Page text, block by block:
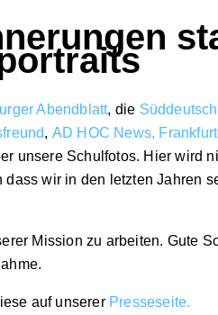
Abendblatt, die
, AD HOC News,
unsere Schulfotos. Hier wird
wir in den letzten Jahren
Mission zu arbeiten. Gute
auf unserer Presseseite.